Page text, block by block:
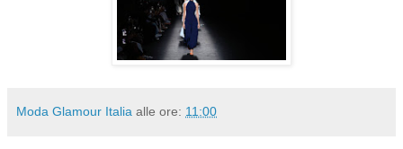
Moda Glamour Italia alle ore: 11:00